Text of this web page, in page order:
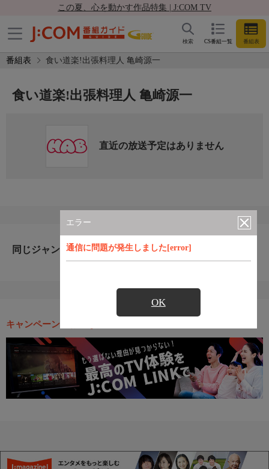
この夏、心を動かす作品特集 | J:COM TV
CS番組一覧 番組表
検索
番組表 食い道楽!出張料理人 亀崎源一
エラー
通信に問題が発生しました[error]
OK
食い道楽!出張料理人 亀崎源一
直近の放送予定はありません
同じジャンルのおすすめ番組
キャンペーン・お得な情報